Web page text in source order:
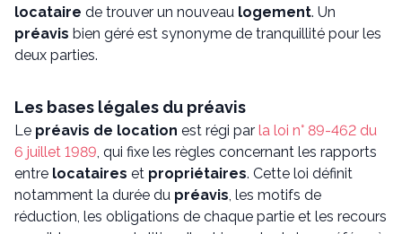
locataire de trouver un nouveau logement. Un
préavis bien géré est synonyme de tranquillité pour les
deux parties.
Les bases légales du préavis
Le préavis de location est régi par la loi n° 89-462 du
6 juillet 1989, qui fixe les règles concernant les rapports
entre locataires et propriétaires. Cette loi définit
notamment la durée du préavis, les motifs de
réduction, les obligations de chaque partie et les recours